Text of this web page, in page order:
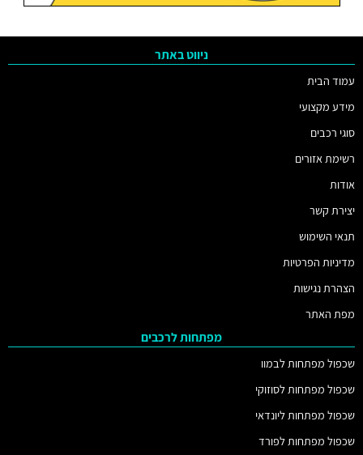
ניווט באתר
עמוד הבית
מידע מקצועי
סוגי רכבים
רשימת אזורים
אודות
יצירת קשר
תנאי השימוש
מדיניות הפרטיות
הצהרת נגישות
מפת האתר
מפתחות לרכבים
שכפול מפתחות לבמוו
שכפול מפתחות לסוזוקי
שכפול מפתחות ליונדאי
שכפול מפתחות לפורד